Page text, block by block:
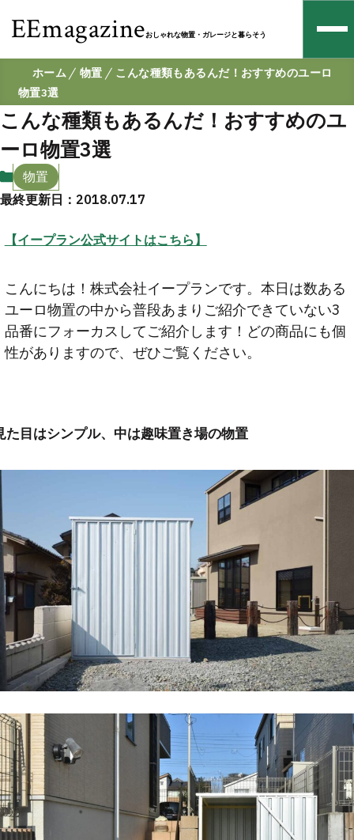
EEmagazineおしゃれな物置・ガレージと暮らそう
ホーム 物置
こんな種類もあるんだ！おすすめのユーロ
物置3選
こんな種類もあるんだ！おすすめのユ
ーロ物置3選
物置
最終更新日：2018.07.17
【イープラン公式サイトはこちら】
こんにちは！株式会社イープランです。本日は数ある
ユーロ物置の中から普段あまりご紹介できていない3
品番にフォーカスしてご紹介します！どの商品にも個
性がありますので、ぜひご覧ください。
た目はシンプル、中は趣味置き場の物置